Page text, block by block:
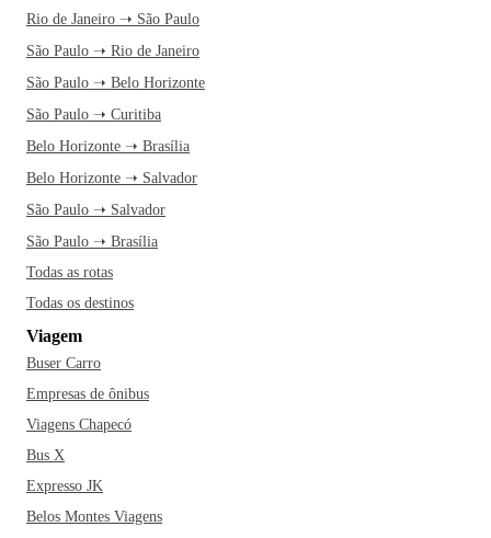
Rio de Janeiro ➝ São Paulo
São Paulo ➝ Rio de Janeiro
São Paulo ➝ Belo Horizonte
São Paulo ➝ Curitiba
Belo Horizonte ➝ Brasília
Belo Horizonte ➝ Salvador
São Paulo ➝ Salvador
São Paulo ➝ Brasília
Todas as rotas
Todas os destinos
Viagem
Buser Carro
Empresas de ônibus
Viagens Chapecó
Bus X
Expresso JK
Belos Montes Viagens